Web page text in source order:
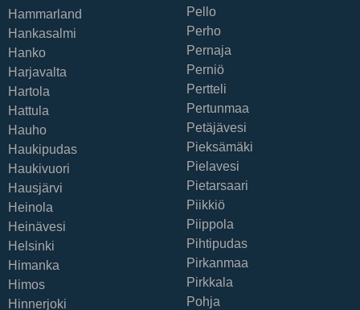
Hammarland
Hankasalmi
Hanko
Harjavalta
Hartola
Hattula
Hauho
Haukipudas
Haukivuori
Hausjärvi
Heinola
Heinävesi
Helsinki
Himanka
Himos
Hinnerjoki
Pello
Perho
Pernaja
Perniö
Pertteli
Pertunmaa
Petäjävesi
Pieksämäki
Pielavesi
Pietarsaari
Piikkiö
Piippola
Pihtipudas
Pirkanmaa
Pirkkala
Pohja